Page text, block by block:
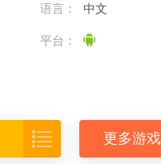
语言： 中文
平台：
 更多游戏